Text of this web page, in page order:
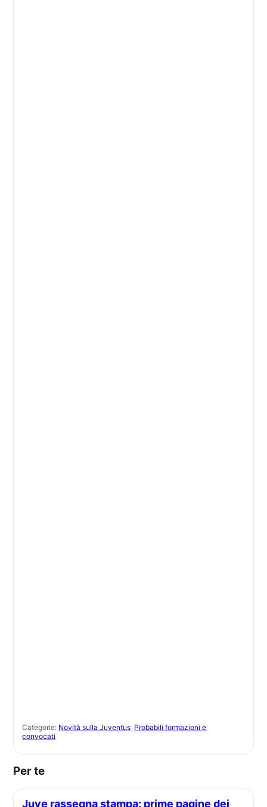
Categorie: Novità sulla Juventus Probabili formazioni e
convocati
Per te
Juve rassegna stampa: prime pagine dei